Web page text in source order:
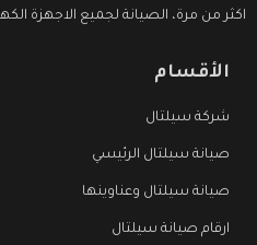
اكثر من مرة، الصيانة لجميع الاجهزة
الأقسام
شركة سيلتال
صيانة سيلتال الرئيسي
صيانة سيلتال وعناوينها
ارقام صيانة سيلتال